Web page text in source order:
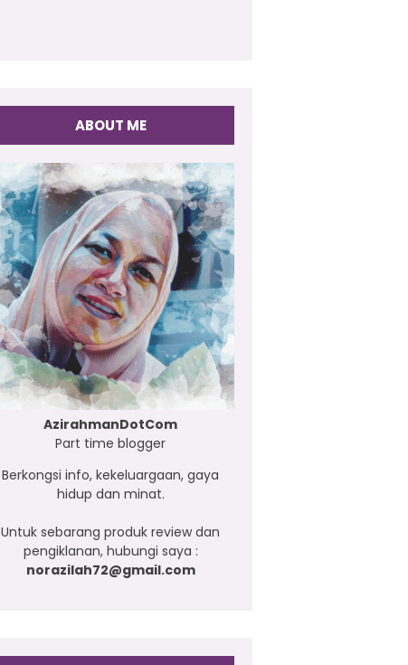
ABOUT ME
AzirahmanDotCom
Part time blogger
Berkongsi info, kekeluargaan, gaya
hidup dan minat.
Untuk sebarang produk review dan
pengiklanan, hubungi saya :
norazilah72@gmail.com